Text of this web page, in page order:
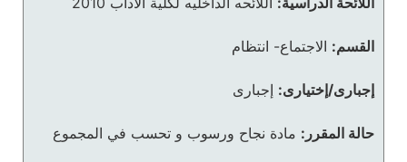
القسم: الاجتماع- انتظام
إجبارى/إختيارى: إجبارى
حالة المقرر: مادة نجاح ورسوب و تحسب في المجموع